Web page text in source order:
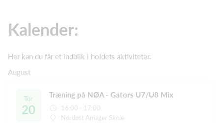
Kalender:
Her kan du får et indblik i holdets aktiviteter.
August
Tor
20
Træning på NØA - Gators U7/U8 Mix
16:00 - 17:00
Nordøst Amager Skole